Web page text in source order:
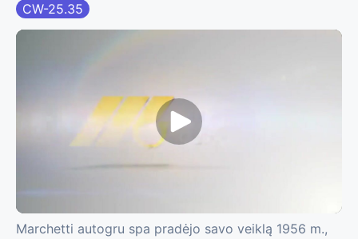
CW-25.35
Marchetti autogru spa pradėjo savo veiklą 1956 m.,